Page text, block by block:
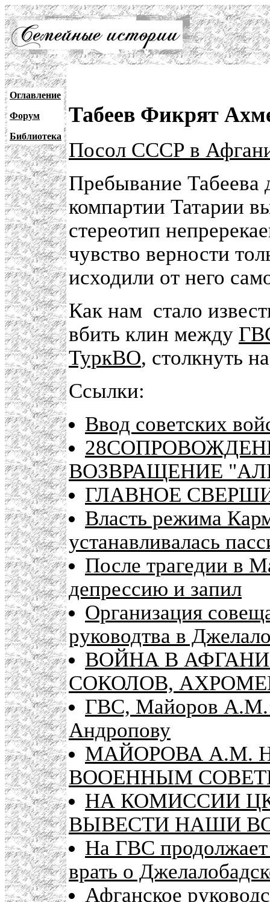
Оглавление
Форум
Библиотека
Табеев Фикрят
Посол СССР в
Пребывание Табеева
компартии Татарии
стереотип
чувство верности
исходили от него
Как нам стало
вбить клин между
ТуркВО, столкнуть
Ссылки:
Ввод советских
ВОЗВРАЩЕНИЕ
ГЛАВНОЕ
Власть режима
устанавливалась
После трагедии в
депрессию и запил
Организация
руководтва в
ВОЙНА В
СОКОЛОВ,
ГВС, Майоров А.М.:
Андропову
МАЙОРОВА А.М.
ВООЕННЫМ
НА КОМИССИИ
ВЫВЕСТИ НАШИ
На ГВС продолжает
врать о
Афганское